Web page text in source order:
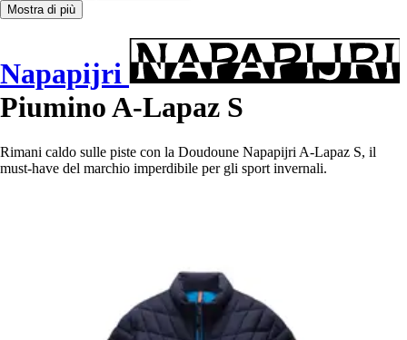
Mostra di più
Napapijri
Piumino A-Lapaz S
Rimani caldo sulle piste con la Doudoune Napapijri A-Lapaz S, il
must-have del marchio imperdibile per gli sport invernali.